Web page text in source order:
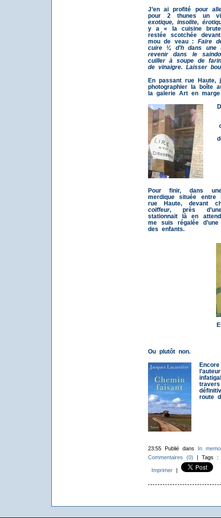
J’en ai profité pour
pour 2 thunes un
exotique, insolite,
y a « la cuisine
restée scotchée
mou de veau : Faire
cuire ¼ d’h dans une
revenir dans le
cuiller à soupe de
de vinaigre. Laisser
En passant rue Haute,
photographier la boîte
la galerie Art en marge
Pour finir, dans
merdique située
rue Haute, devant
coiffeur, près
stationnait là en
me suis régalée
des enfants.
Ou plutôt non.
route
23:55 Publié dans
In
Commentaires (0) | Tags
Imprimer|